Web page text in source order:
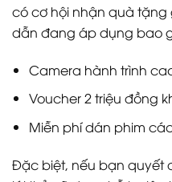
có cơ hội nhận quà tặng
dẫn đang áp dụng bao
Camera hành trình
Voucher 2 triệu đồng
Miễn phí dán phim
Đặc biệt, nếu bạn quyết